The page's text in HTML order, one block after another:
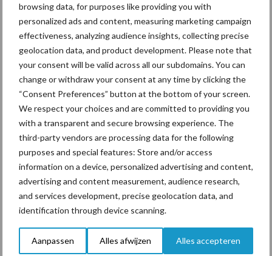
browsing data, for purposes like providing you with
personalized ads and content, measuring marketing campaign
effectiveness, analyzing audience insights, collecting precise
geolocation data, and product development. Please note that
your consent will be valid across all our subdomains. You can
change or withdraw your consent at any time by clicking the
“Consent Preferences” button at the bottom of your screen.
We respect your choices and are committed to providing you
with a transparent and secure browsing experience. The
third-party vendors are processing data for the following
purposes and special features: Store and/or access
information on a device, personalized advertising and content,
advertising and content measurement, audience research,
and services development, precise geolocation data, and
identification through device scanning.
Aanpassen Alles afwijzen Alles accepteren
Landsdeel Zuid
In landsdeel Zuid is de gemiddelde agrarische grondprijs in het 1e
kwartaal van 2020 met 2% gestegen: van € 72.000 (4e kwartaal
2019) tot € 73.500 per ha. Over heel 2019 ligt de gemiddelde
grondprijs op € 71.100 per ha. Het verhandeld areaal
landbouwgrond is in landsdeel Zuid met 15% gedaald: van 10.900
ha in de periode 2018Q2-2019Q1 tot 9.300 ha over de laatste 4
kwartalen (2019Q2-2020Q1). De relatieve grondmobiliteit over
de laatste 4 kwartalen komt uit op 2,0%, tegen 2,3% in dezelfde
periode het jaar daarvoor.